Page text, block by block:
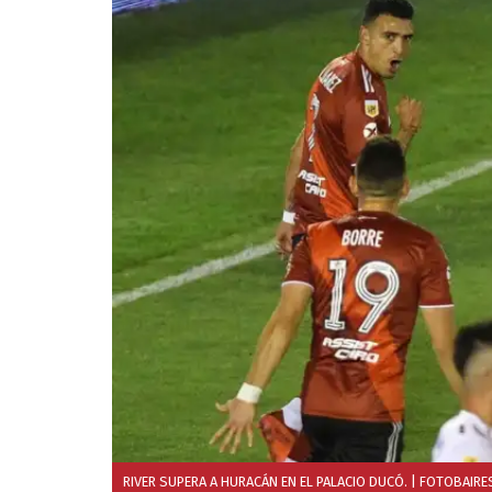
RIVER SUPERA A HURACÁN EN EL PALACIO DUCÓ. |